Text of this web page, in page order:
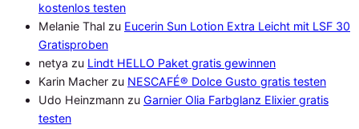
kostenlos testen
Melanie Thal zu Eucerin Sun Lotion Extra Leicht mit LSF 30
Gratisproben
netya zu Lindt HELLO Paket gratis gewinnen
Karin Macher zu NESCAFÉ® Dolce Gusto gratis testen
Udo Heinzmann zu Garnier Olia Farbglanz Elixier gratis
testen